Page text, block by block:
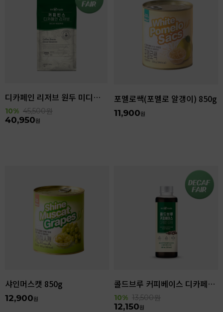
디카페인 리저브 원두 미디엄다크 로스팅 1kg
10% 45,500원
40,950원
포멜로쌕(포멜로 알갱이) 850g
11,900원
샤인머스캣 850g
12,900원
콜드브루 커피베이스 디카페인 리저브 440ml
10% 13,500원
12,150원